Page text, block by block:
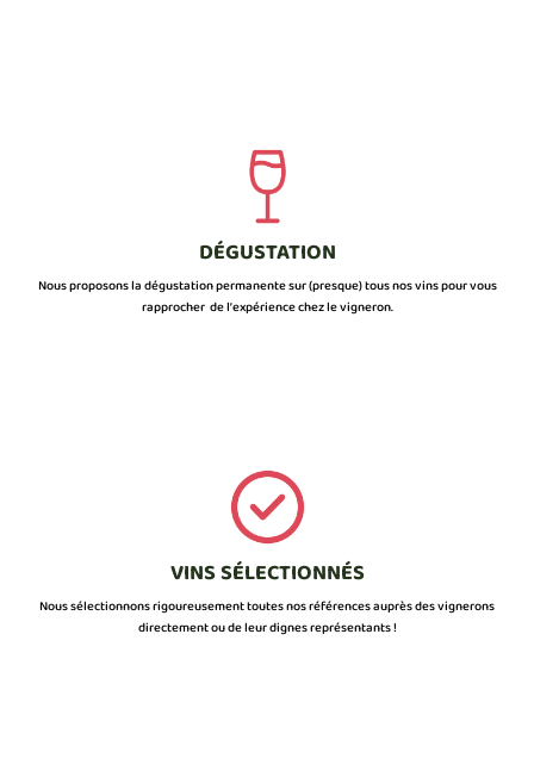
DÉGUSTATION
Nous proposons la dégustation permanente sur (presque) tous nos vins pour vous
rapprocher de l’expérience chez le vigneron.
VINS SÉLECTIONNÉS
Nous sélectionnons rigoureusement toutes nos références auprès des vignerons
directement ou de leur dignes représentants !